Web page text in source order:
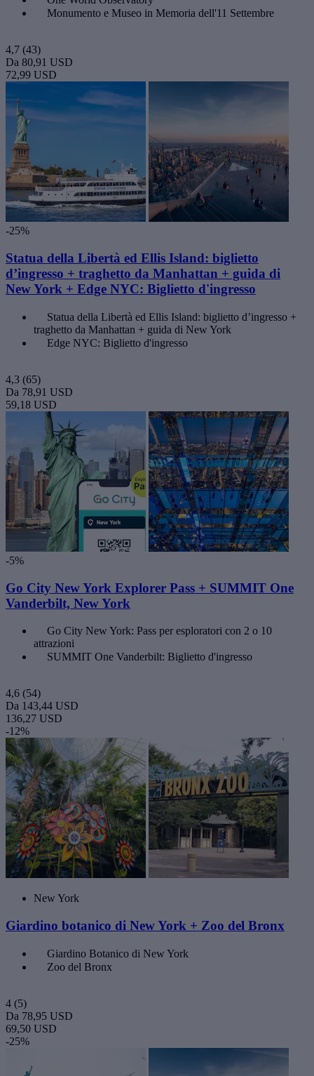
Monumento e Museo in Memoria dell'11 Settembre
4,7 (43)
Da 80,91 USD
72,99 USD
-25%
Statua della Libertà ed Ellis Island: biglietto
d’ingresso + traghetto da Manhattan + guida di
New York + Edge NYC: Biglietto d'ingresso
Statua della Libertà ed Ellis Island: biglietto d’ingresso +
traghetto da Manhattan + guida di New York
Edge NYC: Biglietto d'ingresso
4,3 (65)
Da 78,91 USD
59,18 USD
-5%
Go City New York Explorer Pass + SUMMIT One
Vanderbilt, New York
Go City New York: Pass per esploratori con 2 o 10
attrazioni
SUMMIT One Vanderbilt: Biglietto d'ingresso
4,6 (54)
Da 143,44 USD
136,27 USD
-12%
New York
Giardino botanico di New York + Zoo del Bronx
Giardino Botanico di New York
Zoo del Bronx
4 (5)
Da 78,95 USD
69,50 USD
-25%